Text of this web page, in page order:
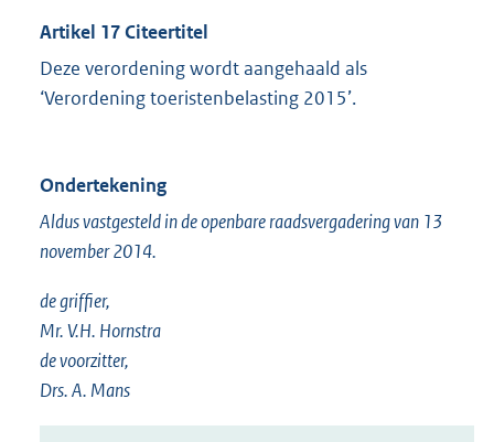
Artikel 17 Citeertitel
Deze verordening wordt aangehaald als
‘Verordening toeristenbelasting 2015’.
Ondertekening
Aldus vastgesteld in de openbare raadsvergadering van 13
november 2014.
de griffier,
Mr. V.H. Hornstra
de voorzitter,
Drs. A. Mans